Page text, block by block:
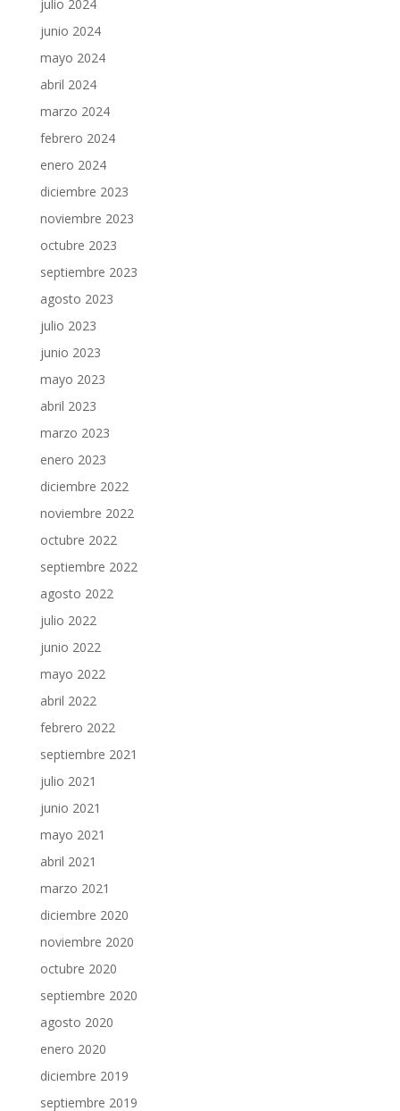
julio 2024
junio 2024
mayo 2024
abril 2024
marzo 2024
febrero 2024
enero 2024
diciembre 2023
noviembre 2023
octubre 2023
septiembre 2023
agosto 2023
julio 2023
junio 2023
mayo 2023
abril 2023
marzo 2023
enero 2023
diciembre 2022
noviembre 2022
octubre 2022
septiembre 2022
agosto 2022
julio 2022
junio 2022
mayo 2022
abril 2022
febrero 2022
septiembre 2021
julio 2021
junio 2021
mayo 2021
abril 2021
marzo 2021
diciembre 2020
noviembre 2020
octubre 2020
septiembre 2020
agosto 2020
enero 2020
diciembre 2019
septiembre 2019